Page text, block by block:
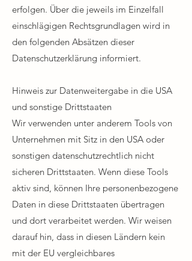
erfolgen. Über die jeweils im Einzelfall
einschlägigen Rechtsgrundlagen wird in
den folgenden Absätzen dieser
Datenschutzerklärung informiert.​
Hinweis zur Datenweitergabe in die USA
und sonstige Drittstaaten​
Wir verwenden unter anderem Tools von
Unternehmen mit Sitz in den USA oder
sonstigen datenschutzrechtlich nicht
sicheren Drittstaaten. Wenn diese Tools
aktiv sind, können Ihre personenbezogene
Daten in diese Drittstaaten übertragen
und dort verarbeitet werden. Wir weisen
darauf hin, dass in diesen Ländern kein
mit der EU vergleichbares